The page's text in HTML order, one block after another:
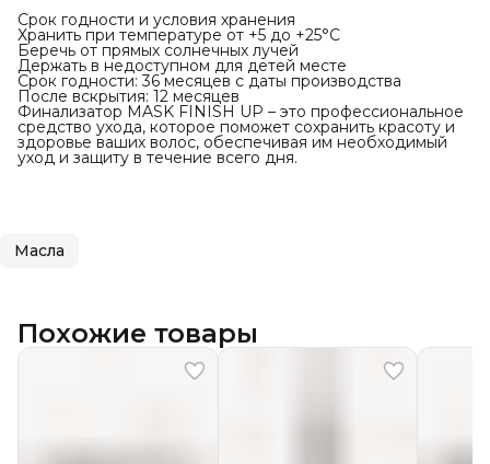
Срок годности и условия хранения
Хранить при температуре от +5 до +25°C
Беречь от прямых солнечных лучей
Держать в недоступном для детей месте
Срок годности: 36 месяцев с даты производства
После вскрытия: 12 месяцев
Финализатор MASK FINISH UP – это профессиональное
средство ухода, которое поможет сохранить красоту и
здоровье ваших волос, обеспечивая им необходимый
уход и защиту в течение всего дня.
Масла
Похожие товары